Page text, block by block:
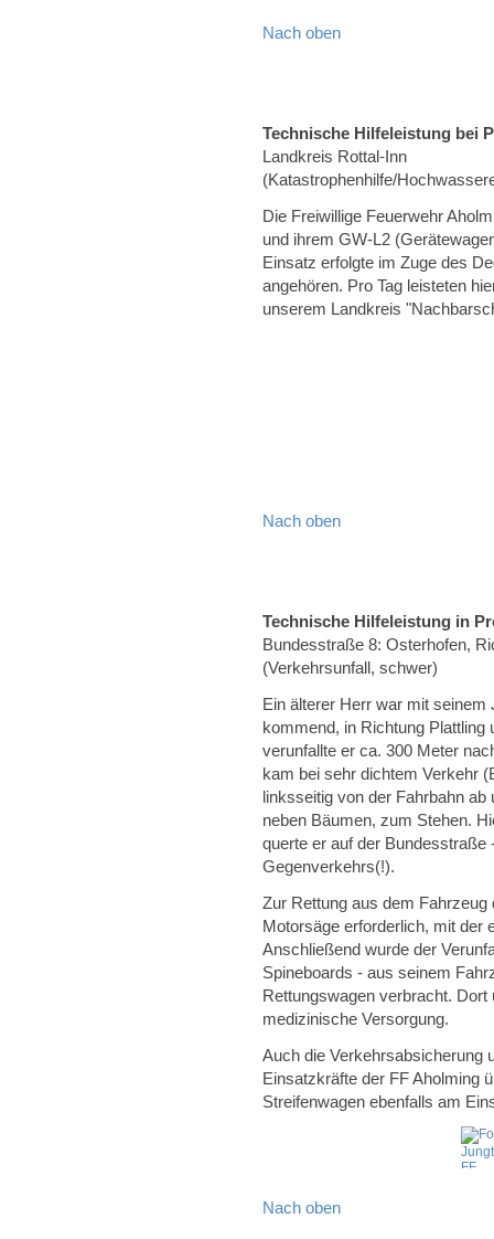
Nach oben
Technische Hilfeleistung bei
Landkreis Rottal-Inn
(Katastrophenhilfe/
Die Freiwillige Feuerwehr
und ihrem GW-L2
Einsatz erfolgte im Zuge des
angehören. Pro Tag leisteten
unserem Landkreis
Nach oben
Technische Hilfeleistung in
Bundesstraße 8: Osterhofen,
(Verkehrsunfall, schwer)
Ein älterer Herr war mit
kommend, in Richtung Plattling
verunfallte er ca. 300 Meter
kam bei sehr dichtem Verkehr
linksseitig von der Fahrbahn
neben Bäumen, zum Stehen.
querte er auf der Bundesstraße
Gegenverkehrs(!).
Zur Rettung aus dem
Motorsäge erforderlich, mit der
Anschließend wurde der
Spineboards - aus seinem
Rettungswagen verbracht.
medizinische Versorgung.
Auch die Verkehrsabsicherung
Einsatzkräfte der FF Aholming
Streifenwagen ebenfalls am
Nach oben